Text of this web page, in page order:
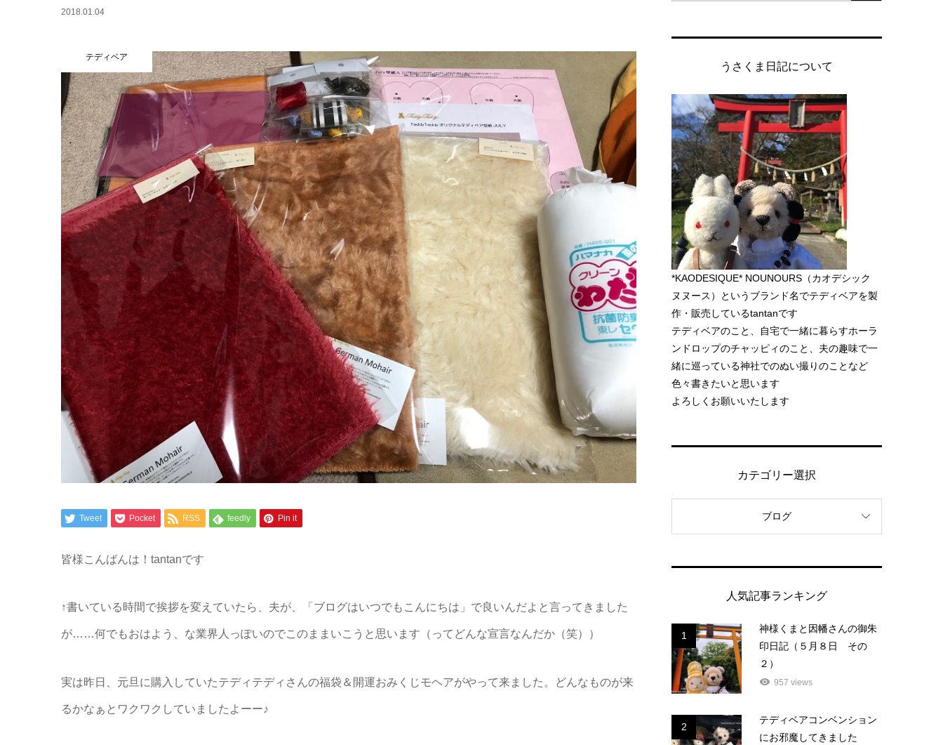
2018.01.04
テディベア
Tweet Pocket RSS feedly Pin it
皆様こんばんは！tantanです
↑書いている時間で挨拶を変えていたら、夫が、「ブログはいつでもこんにちは」で良いんだよと言ってきました
が……何でもおはよう、な業界人っぽいのでこのままいこうと思います（ってどんな宣言なんだか（笑））
実は昨日、元旦に購入していたテディテディさんの福袋＆開運おみくじモヘアがやって来ました。どんなものが来
るかなぁとワクワクしていましたよーー♪
うさくま日記について
*KAODESIQUE* NOUNOURS（カオデシック
ヌヌース）というブランド名でテディベアを製
作・販売しているtantanです
テディベアのこと、自宅で一緒に暮らすホーラ
ンドロップのチャッピィのこと、夫の趣味で一
緒に巡っている神社でのぬい撮りのことなど
色々書きたいと思います
よろしくお願いいたします
カテゴリー選択
ブログ
人気記事ランキング
1
神様くまと因幡さんの御朱
印日記（５月８日 その
２）
957 views
2
テディベアコンベンション
にお邪魔してきました